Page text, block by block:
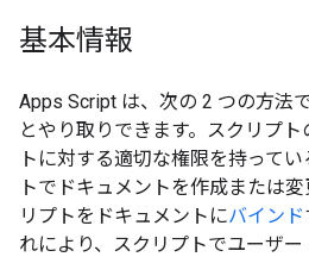
基本情報
Apps Script は、次の 2 つの方法
とやり取りできます。スクリプ
トに対する適切な権限を持って
トでドキュメントを作成または
リプトをドキュメントにバインド
れにより、スクリプトでユーザ